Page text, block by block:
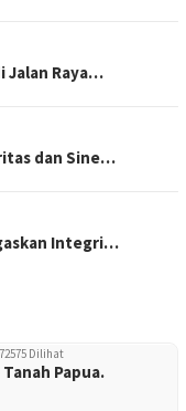
Jalan Raya…
dan Sine…
Integri…
Dilihat
Papua.